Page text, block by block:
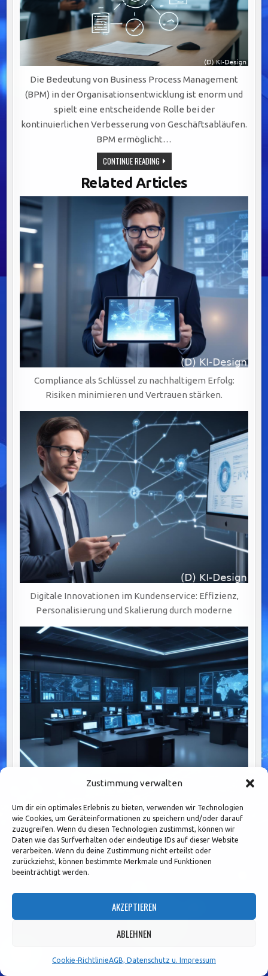
Zustimmung verwalten
Um dir ein optimales Erlebnis zu bieten, verwenden wir Technologien
wie Cookies, um Geräteinformationen zu speichern und/oder darauf
zuzugreifen. Wenn du diesen Technologien zustimmst, können wir
Daten wie das Surfverhalten oder eindeutige IDs auf dieser Website
verarbeiten. Wenn du deine Zustimmung nicht erteilst oder
zurückziehst, können bestimmte Merkmale und Funktionen
beeinträchtigt werden.
AKZEPTIEREN
ABLEHNEN
Cookie-RichtlinieAGB, Datenschutz u. Impressum
Die Bedeutung von Business Process Management
(BPM) in der Organisationsentwicklung ist enorm und
spielt eine entscheidende Rolle bei der
kontinuierlichen Verbesserung von Geschäftsabläufen.
BPM ermöglicht…
CONTINUE READINGSTRATEGISCHE
BEDEUTUNG
VON
BUSINESS
PROCESS
MANAGEMENT
FÜR
EFFIZIENZ,
AGILITÄT
UND
Related Articles
Compliance als Schlüssel zu nachhaltigem Erfolg:
Risiken minimieren und Vertrauen stärken.
Digitale Innovationen im Kundenservice: Effizienz,
Personalisierung und Skalierung durch moderne
„Optimierung von Kosten durch effektive
Cybersecurity-Strategien in Organisationen“